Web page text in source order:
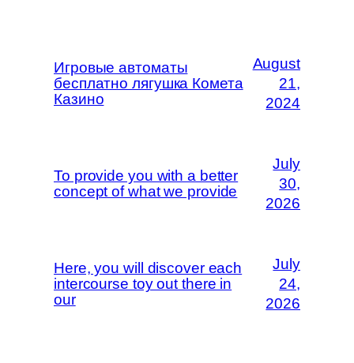
Игровые автоматы
бесплатно лягушка Комета
Казино
August
21,
2024
To provide you with a better
concept of what we provide
July
30,
2026
Here, you will discover each
intercourse toy out there in
our
July
24,
2026